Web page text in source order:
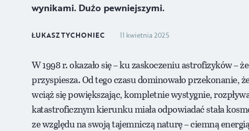
wynikami. Dużo pewniejszymi.
ŁUKASZ TYCHONIEC 11 kwietnia 2025
W 1998 r. okazało się – ku zaskoczeniu astrofizyków –
przyspiesza. Od tego czasu dominowało przekonanie,
wciąż się powiększając, kompletnie wystygnie,
katastroficznym kierunku miała odpowiadać stała
ze względu na swoją tajemniczą naturę – ciemną